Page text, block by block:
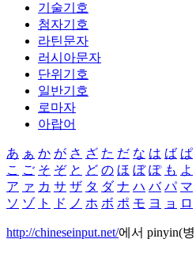
기술기호
첨자기호
라틴문자
러시아문자
단위기호
일반기호
로마자
아랍어
あ ぁ か が さ ざ た だ な は ば ぱ
こ ご そ ぞ と ど の ほ ぼ ぽ も よ
ア ァ カ サ ザ タ ダ ナ ハ バ パ マ
ソ ゾ ト ド ノ ホ ボ ポ モ ヨ ョ ロ
http://chineseinput.net/에서 pinyin(